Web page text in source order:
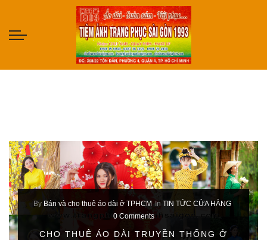
By Bán và cho thuê áo dài ở TPHCM In TIN TỨC CỬA HÀNG
0 Comments
CHO THUÊ ÁO DÀI TRUYỀN THỐNG Ở